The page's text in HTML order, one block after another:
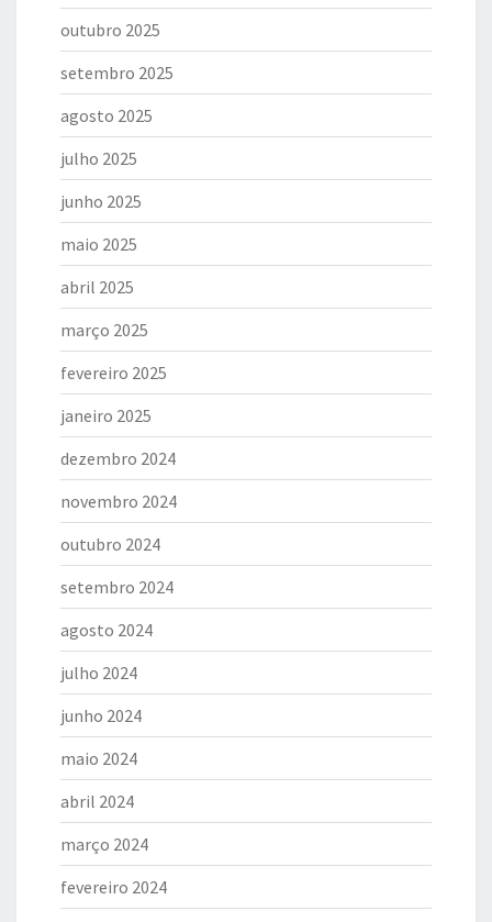
outubro 2025
setembro 2025
agosto 2025
julho 2025
junho 2025
maio 2025
abril 2025
março 2025
fevereiro 2025
janeiro 2025
dezembro 2024
novembro 2024
outubro 2024
setembro 2024
agosto 2024
julho 2024
junho 2024
maio 2024
abril 2024
março 2024
fevereiro 2024